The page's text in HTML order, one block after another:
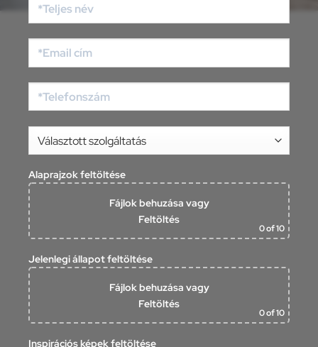
Alaprajzok feltöltése
Fájlok behuzása vagy
Feltöltés
0of 10
Jelenlegi állapot feltöltése
Fájlok behuzása vagy
Feltöltés
0of 10
Inspirációs képek feltöltése